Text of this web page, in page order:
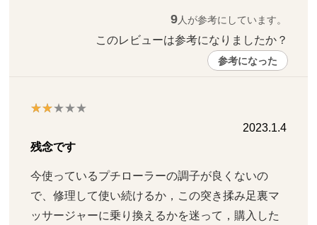
9人が参考にしています。
このレビューは参考になりましたか？
参考になった
2023.1.4
残念です
今使っているプチローラーの調子が良くないの
で、修理して使い続けるか，この突き揉み足裏マ
ッサージャーに乗り換えるかを迷って，購入した